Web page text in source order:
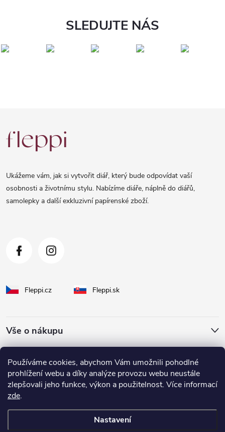
Používáme cookies, abychom Vám umožnili pohodlné
prohlížení webu a díky analýze provozu webu neustále
zlepšovali jeho funkce, výkon a použitelnost. Více informací
zde.
Nastavení
SLEDUJTE NÁS
á
Ukážeme vám, jak si vytvořit diář, který bude odpovídat vaší
osobnosti a životnímu stylu. Nabízíme diáře, náplně do diářů,
samolepky a další exkluzivní papírenské zboží.
Fleppi.cz Fleppi.sk
Vše o nákupu
O Fleppi
Inspirace pro vás